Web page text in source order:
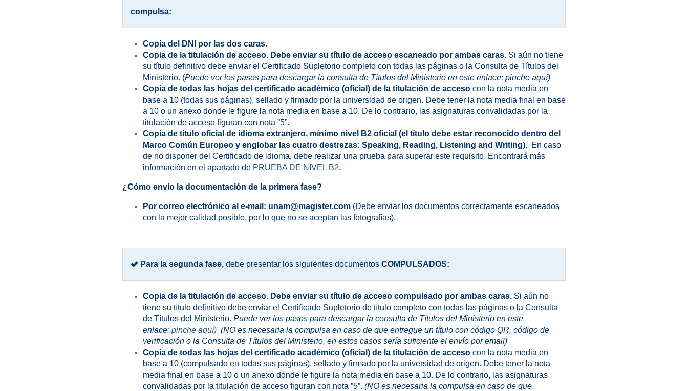
compulsa:
Copia del DNI por las dos caras.
Copia de la titulación de acceso. Debe enviar su título de acceso escaneado por ambas caras. Si aún no tiene
su título definitivo debe enviar el Certificado Supletorio completo con todas las páginas o la Consulta de Títulos del
Ministerio. (Puede ver los pasos para descargar la consulta de Títulos del Ministerio en este enlace: pinche aquí)
Copia de todas las hojas del certificado académico (oficial) de la titulación de acceso con la nota media en
base a 10 (todas sus páginas), sellado y firmado por la universidad de origen. Debe tener la nota media final en base
a 10 o un anexo donde le figure la nota media en base a 10. De lo contrario, las asignaturas convalidadas por la
titulación de acceso figuran con nota ”5”.
Copia de título oficial de idioma extranjero, mínimo nivel B2 oficial (el título debe estar reconocido dentro del
Marco Común Europeo y englobar las cuatro destrezas: Speaking, Reading, Listening and Writing). En caso
de no disponer del Certificado de idioma, debe realizar una prueba para superar este requisito. Encontrará más
información en el apartado de PRUEBA DE NIVEL B2.
¿Cómo envío la documentación de la primera fase?
Por correo electrónico al e-mail: unam@magister.com (Debe enviar los documentos correctamente escaneados
con la mejor calidad posible, por lo que no se aceptan las fotografías).
Para la segunda fase, debe presentar los siguientes documentos COMPULSADOS:
Copia de la titulación de acceso. Debe enviar su título de acceso compulsado por ambas caras. Si aún no
tiene su título definitivo debe enviar el Certificado Supletorio de título completo con todas las páginas o la Consulta
de Títulos del Ministerio. Puede ver los pasos para descargar la consulta de Títulos del Ministerio en este
enlace: pinche aquí) (NO es necesaria la compulsa en caso de que entregue un título con código QR, código de
verificación o la Consulta de Títulos del Ministerio, en estos casos sería suficiente el envío por email)
Copia de todas las hojas del certificado académico (oficial) de la titulación de acceso con la nota media en
base a 10 (compulsado en todas sus páginas), sellado y firmado por la universidad de origen. Debe tener la nota
media final en base a 10 o un anexo donde le figure la nota media en base a 10. De lo contrario, las asignaturas
convalidadas por la titulación de acceso figuran con nota ”5”. (NO es necesaria la compulsa en caso de que